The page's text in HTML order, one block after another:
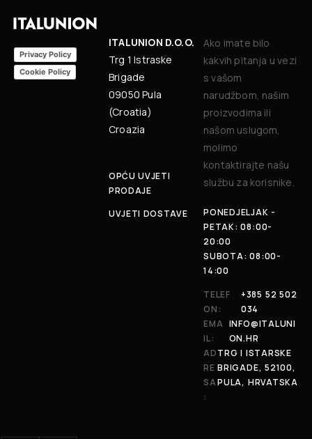
Privacy Policy
Cookie Policy
ITALUNION D.O.O.
Trg 1 Istraske
Brigade
09050 Pula
(Croatia)
Croazia
OPĆU UVJETI
PRODAJE
UVJETI DOSTAVE
Ako imate bilo
kakvih pitanja u vezi
s vašom
narudžbom, našim
proizvodima ili
našom uslugom,
molimo
kontaktirajte našu
službu za korisnike.
PONEDJELJAK -
PETAK: 08:00-
20:00
SUBOTA: 08:00-
14:00
TELEF
ON:
+385 52 502
034
EMA
IL:
INFO@ITALUNI
ON.HR
AD
RE
SA
:
TRG I ISTARSKE
BRIGADE, 52100,
PULA, HRVATSKA